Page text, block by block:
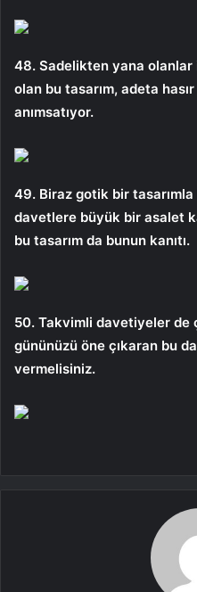
48. Sadelikten yana
olan bu tasarım, adeta
anımsatıyor.
49. Biraz gotik bir tasarımla
davetlere büyük bir asalet
bu tasarım da bunun kanıtı.
50. Takvimli davetiyeler de
gününüzü öne çıkaran bu
vermelisiniz.